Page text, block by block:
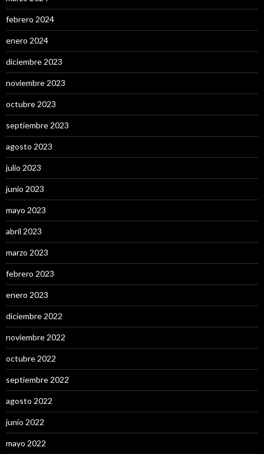
febrero 2024
enero 2024
diciembre 2023
noviembre 2023
octubre 2023
septiembre 2023
agosto 2023
julio 2023
junio 2023
mayo 2023
abril 2023
marzo 2023
febrero 2023
enero 2023
diciembre 2022
noviembre 2022
octubre 2022
septiembre 2022
agosto 2022
junio 2022
mayo 2022